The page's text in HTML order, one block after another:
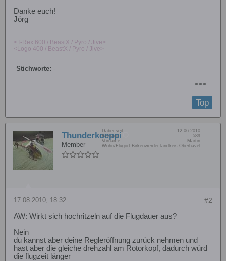
Danke euch!
Jörg
<T-Rex 600 / BeastX / Pyro / Jive>
<Logo 400 / BeastX / Pyro / Jive>
Stichworte: -
Top
Thunderkoeppi
Member
Dabei seit:
12.06.2010
Beiträge:
589
Vorname:
Martin
Wohn/Flugort: Birkenwerder landkeis Oberhavel
#2
17.08.2010, 18:32
AW: Wirkt sich hochritzeln auf die Flugdauer aus?
Nein
du kannst aber deine Regleröffnung zurück nehmen und
hast aber die gleiche drehzahl am Rotorkopf, dadurch würd
die flugzeit länger